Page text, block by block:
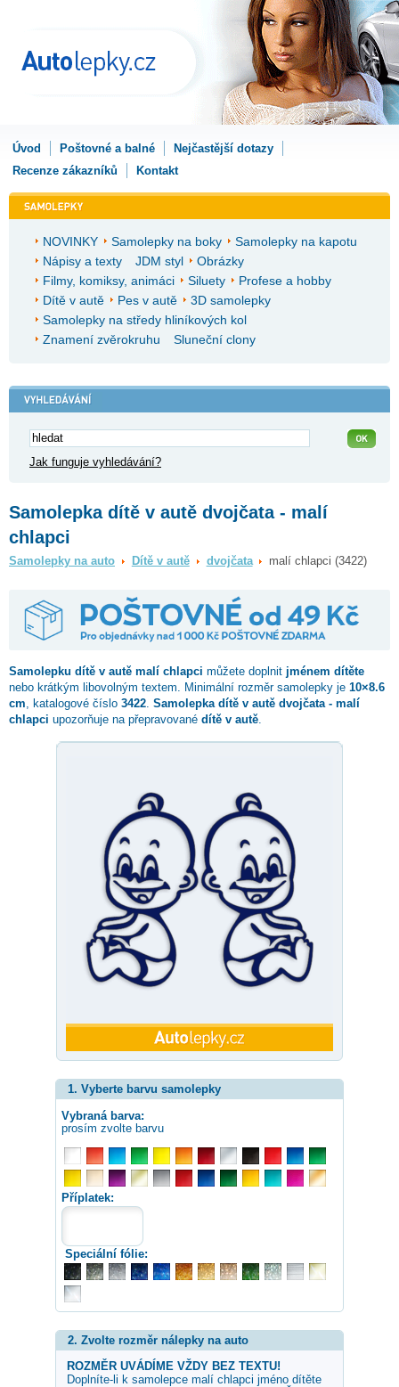
Úvod Poštovné a balné
Nejčastější dotazy
Recenze zákazníků
Kontakt
NOVINKY Samolepky na boky
Samolepky na kapotu
Nápisy a texty
JDM styl
Obrázky
Filmy, komiksy, animáci
Siluety
Profese a hobby
Dítě v autě
Pes v autě
3D samolepky
Samolepky na středy hliníkových kol
Znamení zvěrokruhu
Sluneční clony
Jak funguje vyhledávání?
Samolepka dítě v autě dvojčata - malí
chlapci
Samolepky na auto Dítě v autě dvojčata malí chlapci (3422)
Samolepku dítě v autě malí chlapci můžete doplnit jménem dítěte
nebo krátkým libovolným textem. Minimální rozměr samolepky je 10×8.6
cm , katalogové číslo 3422 Samolepka dítě v autě dvojčata - malí
chlapci upozorňuje na přepravované dítě v autě
1. Vyberte barvu samolepky
Vybraná barva:
prosím zvolte barvu
Příplatek:
Speciální fólie:
2. Zvolte rozměr nálepky na auto
ROZMĚR UVÁDÍME VŽDY BEZ TEXTU!
Doplníte-li k samolepce malí chlapci jméno dítěte